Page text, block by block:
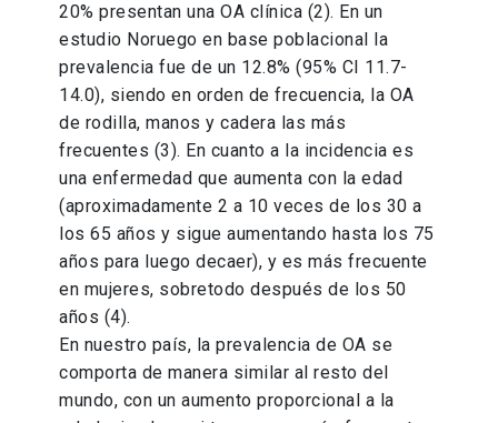
20% presentan una OA clínica (2). En un
estudio Noruego en base poblacional la
prevalencia fue de un 12.8% (95% CI 11.7-
14.0), siendo en orden de frecuencia, la OA
de rodilla, manos y cadera las más
frecuentes (3). En cuanto a la incidencia es
una enfermedad que aumenta con la edad
(aproximadamente 2 a 10 veces de los 30 a
los 65 años y sigue aumentando hasta los 75
años para luego decaer), y es más frecuente
en mujeres, sobretodo después de los 50
años (4).
En nuestro país, la prevalencia de OA se
comporta de manera similar al resto del
mundo, con un aumento proporcional a la